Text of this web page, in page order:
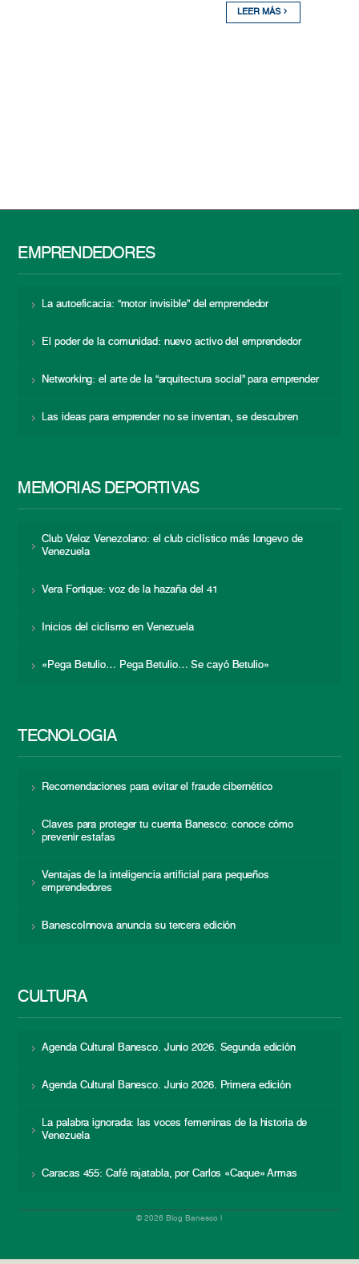
LEER MÁS
EMPRENDEDORES
La autoeficacia: “motor invisible” del emprendedor
El poder de la comunidad: nuevo activo del emprendedor
Networking: el arte de la “arquitectura social” para emprender
Las ideas para emprender no se inventan, se descubren
MEMORIAS DEPORTIVAS
Club Veloz Venezolano: el club ciclístico más longevo de
Venezuela
Vera Fortique: voz de la hazaña del 41
Inicios del ciclismo en Venezuela
«Pega Betulio… Pega Betulio… Se cayó Betulio»
TECNOLOGÍA
Recomendaciones para evitar el fraude cibernético
Claves para proteger tu cuenta Banesco: conoce cómo
prevenir estafas
Ventajas de la inteligencia artificial para pequeños
emprendedores
BanescoInnova anuncia su tercera edición
CULTURA
Agenda Cultural Banesco. Junio 2026. Segunda edición
Agenda Cultural Banesco. Junio 2026. Primera edición
La palabra ignorada: las voces femeninas de la historia de
Venezuela
Caracas 455: Café rajatabla, por Carlos «Caque» Armas
© 2026 Blog Banesco |